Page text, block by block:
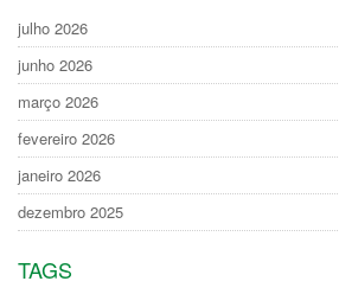
julho 2026
junho 2026
março 2026
fevereiro 2026
janeiro 2026
dezembro 2025
TAGS